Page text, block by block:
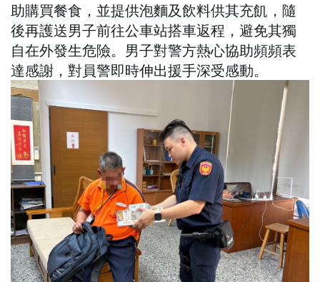
助購買餐食，並提供泡麵及飲料供其充飢，隨
後再護送男子前往公車站搭車返程，避免其獨
自在外發生危險。男子對警方熱心協助頻頻表
達感謝，對員警即時伸出援手深受感動。